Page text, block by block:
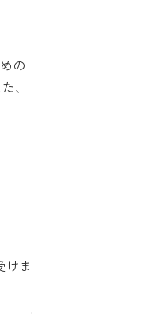
の
、
けま